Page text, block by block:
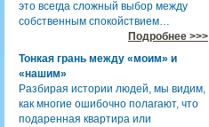
это всегда сложный выбор между
собственным спокойствием…
Подробнее >>>
Тонкая грань между «моим» и
«нашим»
Разбирая истории людей, мы видим,
как многие ошибочно полагают, что
подаренная квартира или